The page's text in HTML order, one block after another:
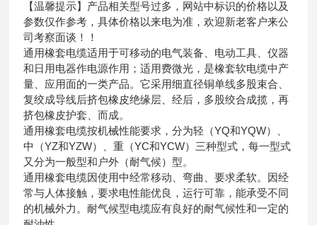
【温馨提示】产品相关型号过多，网站中标识的价格以及
参数仅作参考，具体价格以来电为准，欢迎新老客户来公
司考察面谈！！
通用橡套电缆适用于可移动的电气装备、电动工具、仪器
和日用电器作电源作用；适用费微光，是橡套软电缆中产
量、应用面的一类产品。它采用细直径铜单线多股束合、
复绞成导线后挤包橡皮绝缘层、经后，多股绞合成揽，再
挤包橡皮护套、而成。
通用橡套电缆按机械性能要求，分为轻（YQ和YQW）、
中（YZ和YZW）、重（YC和YCW）三种型式，每一型式
又分为一般型和户外（耐气候）型。
通用橡套电缆因使用中经常移动、弯曲、要求柔软。因经
常与人体接触，要求电性能优良，运行可靠，能承受不同
的机械外力。耐气候型电缆应有良好的耐气候性和一定的